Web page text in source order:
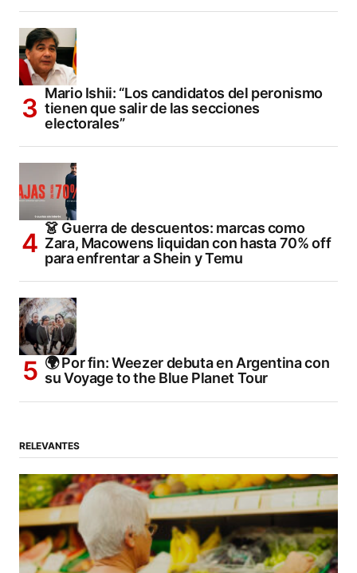
Mario Ishii: “Los candidatos del peronismo
tienen que salir de las secciones
electorales”
👗 Guerra de descuentos: marcas como
Zara, Macowens liquidan con hasta 70% off
para enfrentar a Shein y Temu
🌍 Por fin: Weezer debuta en Argentina con
su Voyage to the Blue Planet Tour
RELEVANTES